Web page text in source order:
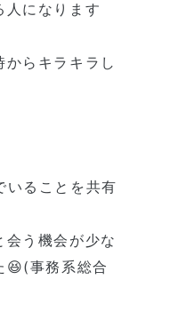
人になります
らキラキラし
いることを共有
会う機会が少な
😆(事務系総合